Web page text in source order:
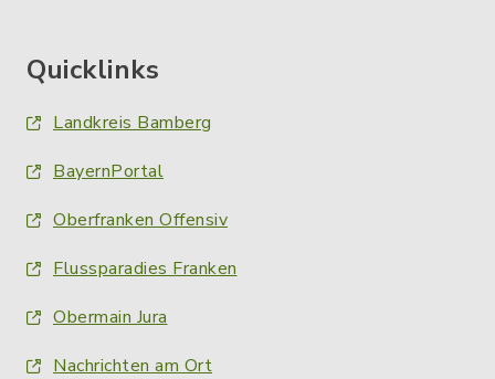
Quicklinks
Landkreis Bamberg
BayernPortal
Oberfranken Offensiv
Flussparadies Franken
Obermain Jura
Nachrichten am Ort